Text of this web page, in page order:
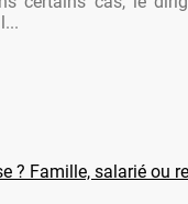
? Famille, salarié ou